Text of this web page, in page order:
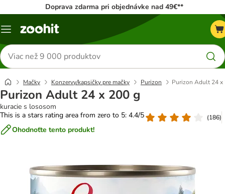
Doprava zdarma pri objednávke nad 49€**
Kategórie
Hľadať
produkty
Mačky Konzervy/kapsičky pre mačky Purizon Purizon Adult 24 x
Purizon Adult 24 x 200 g
kuracie s lososom
This is a stars rating area from zero to 5: 4.4/5
(186)
Ohodnoťte tento produkt!